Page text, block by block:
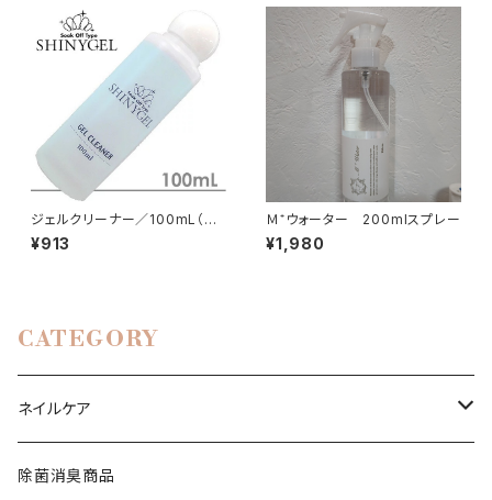
ジェルクリーナー／100mL（シ
ャイニージェル）
¥913
Ｍ⁺ウォーター 200mlスプレー
¥1,980
CATEGORY
ネイルケア
水性ネイルミユナナ
除菌消臭商品